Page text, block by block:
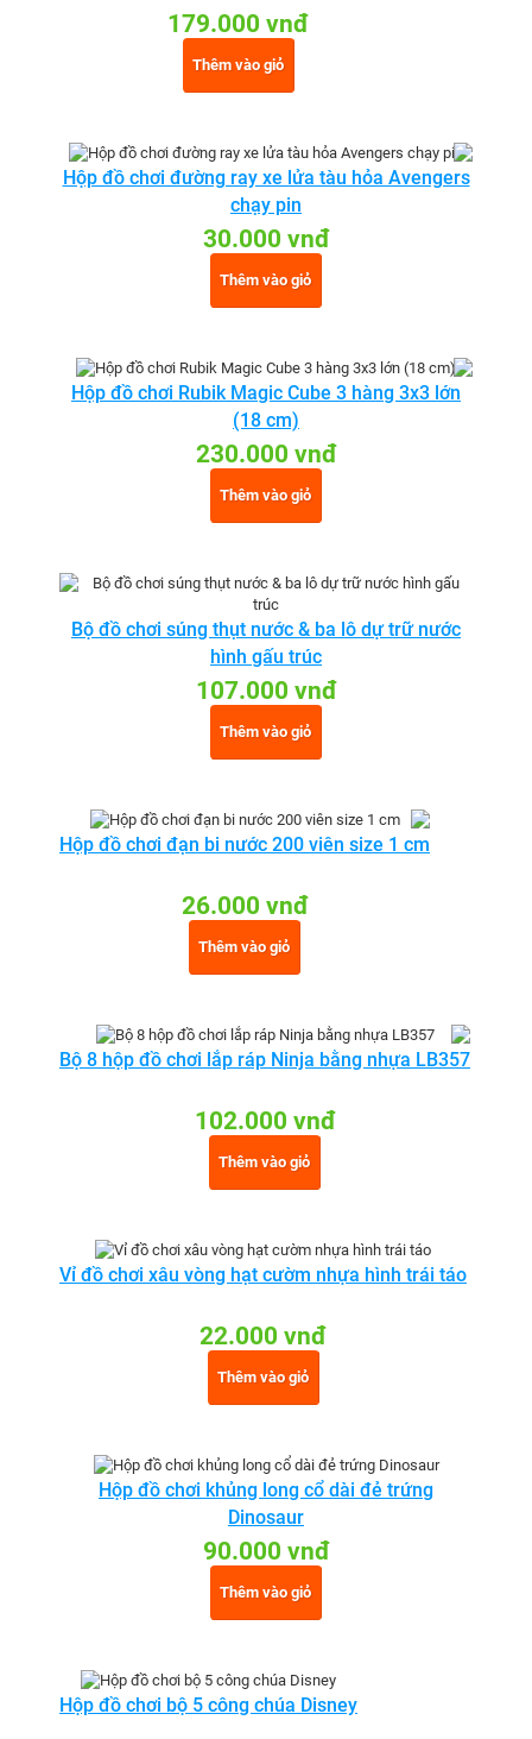
179.000 vnđ
Thêm vào giỏ
Hộp đồ chơi đường ray xe lửa tàu hỏa Avengers
chạy pin
30.000 vnđ
Thêm vào giỏ
Hộp đồ chơi Rubik Magic Cube 3 hàng 3x3 lớn
(18 cm)
230.000 vnđ
Thêm vào giỏ
Bộ đồ chơi súng thụt nước & ba lô dự trữ nước
hình gấu trúc
107.000 vnđ
Thêm vào giỏ
Hộp đồ chơi đạn bi nước 200 viên size 1 cm
26.000 vnđ
Thêm vào giỏ
Bộ 8 hộp đồ chơi lắp ráp Ninja bằng nhựa LB357
102.000 vnđ
Thêm vào giỏ
Vỉ đồ chơi xâu vòng hạt cườm nhựa hình trái táo
22.000 vnđ
Thêm vào giỏ
Hộp đồ chơi khủng long cổ dài đẻ trứng
Dinosaur
90.000 vnđ
Thêm vào giỏ
Hộp đồ chơi bộ 5 công chúa Disney